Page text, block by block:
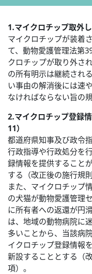
1.マイクロチップ取外
マイクロチップが装着
て、動物愛護管理法第
クロチップが取り外さ
の所有明示は継続され
い事由の解消後には速
なければならない旨の
2.マイクロチップ登録
11）
都道府県知事及び政令
行政指導や行政処分を
録情報を提供すること
する（改正後の施行規
また、マイクロチップ
の犬猫が動物愛護管理
に所有者への返還が円
は、地域の動物病院に
多いことから、当該病
イクロチップ登録情報
新設することとする（
項）。